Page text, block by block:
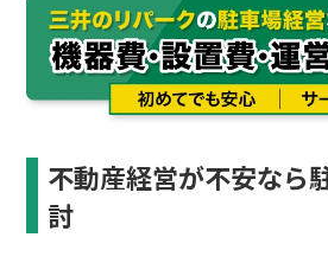
不動産経営が不安なら
討